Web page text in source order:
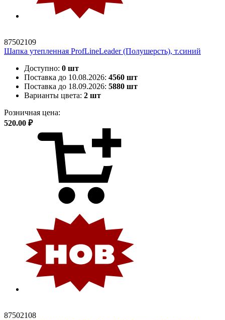
87502109
Шапка утепленная ProfLineLeader (Полушерсть), т.синий
Доступно: 0 шт
Поставка до 10.08.2026: 4560 шт
Поставка до 18.09.2026: 5880 шт
Варианты цвета: 2 шт
Розничная цена:
520.00 ₽
87502108